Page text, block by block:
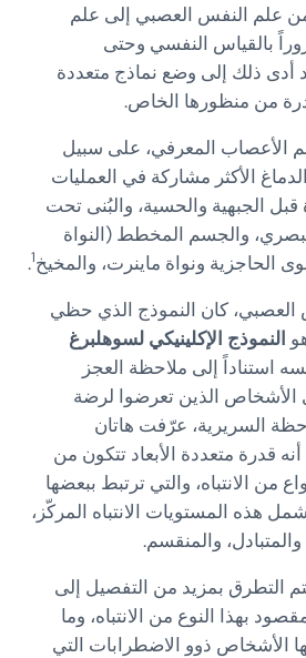
علم النفس العصبي إلى علم
بالقياس النفسي وحتى
أدى ذلك إلى وضع نماذج متعددة
من منظورها الخاص.
الأعصاب المعرفي، على سبيل
الأكثر مشاركة في العمليات
قبل الجبهية والحسية، والبُنى تحت
والجسم المخطط (النواة
الحاجزية ونواة ماينرت، والمخيخ1
.
كان النموذج الذي حظي
النموذج الإكلينيكي لسوهلبرغ
استناداً إلى ملاحظة العجز
الأشخاص الذين تعرضوا لرضة
السريرية، عرّفت هاتان
قدرة متعددة الأبعاد تتكون من
من الانتباه، والتي ترتبط ببعضها
هذه المستويات الانتباه المركّز،
والمتبادل، والمنقسم.
التطرق بمزيد من التفصيل إلى
بهذا النوع من الانتباه، وما
الأشخاص ذوو الاضطرابات التي